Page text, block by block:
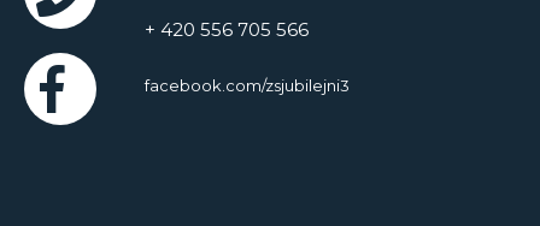
+ 420 556 705 566
facebook.com/zsjubilejni3